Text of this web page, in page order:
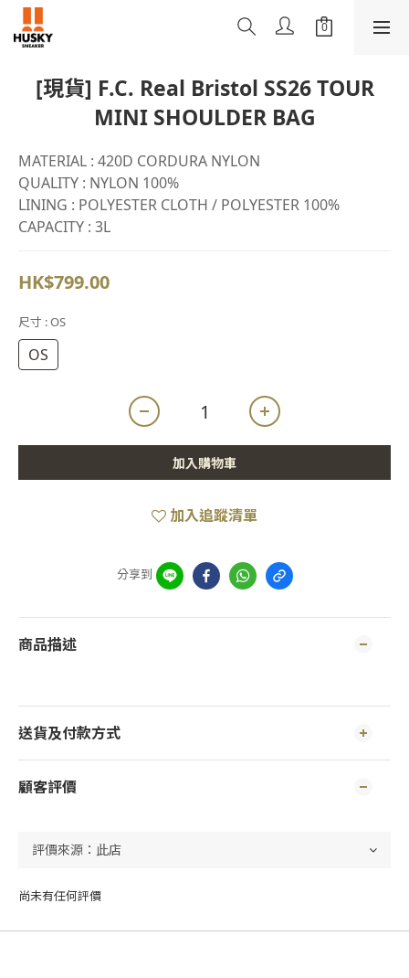
[現貨] F.C. Real Bristol SS26 TOUR
MINI SHOULDER BAG
MATERIAL : 420D CORDURA NYLON
QUALITY : NYLON 100%
LINING : POLYESTER CLOTH / POLYESTER 100%
CAPACITY : 3L
HK$799.00
尺寸 : OS
OS
加入購物車
加入追蹤清單
分享到
商品描述
送貨及付款方式
顧客評價
尚未有任何評價